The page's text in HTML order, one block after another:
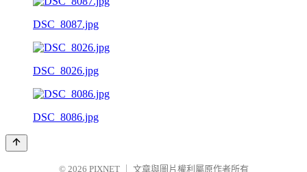
DSC_8087.jpg
DSC_8026.jpg
DSC_8086.jpg
© 2026 PIXNET 文章與圖片權利屬原作者所有